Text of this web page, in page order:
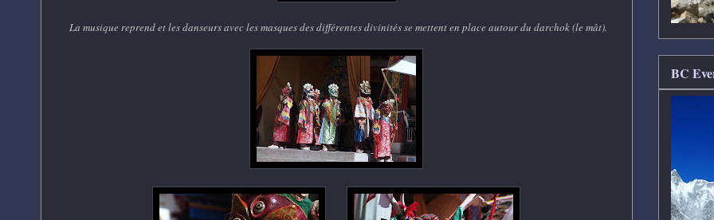
La musique reprend et les danseurs avec les masques des différentes divinités se mettent en place autour du darchok (le mât).
BC